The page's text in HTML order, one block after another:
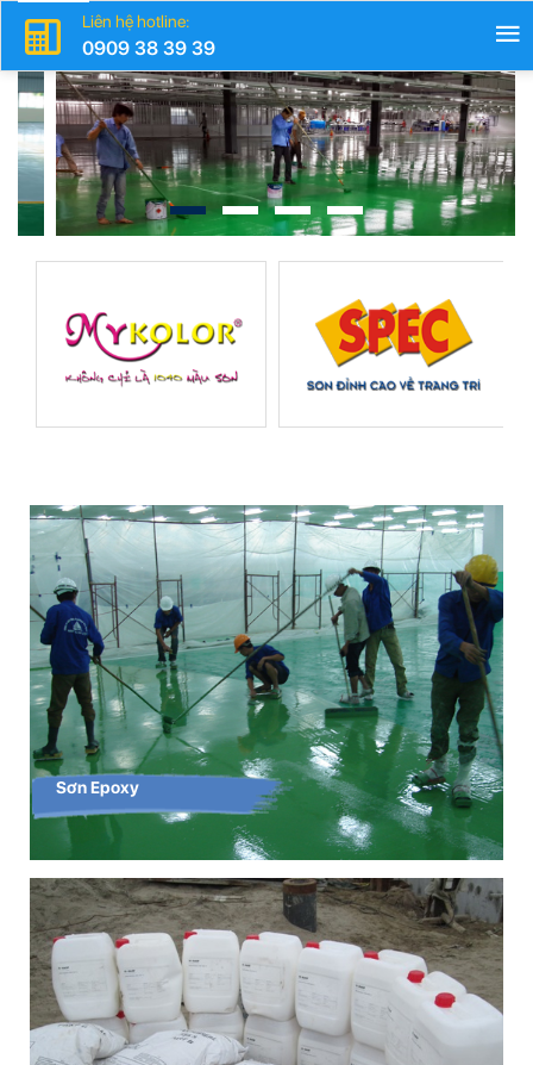
Liên hệ hotline:
0909 38 39 39
Sơn Epoxy